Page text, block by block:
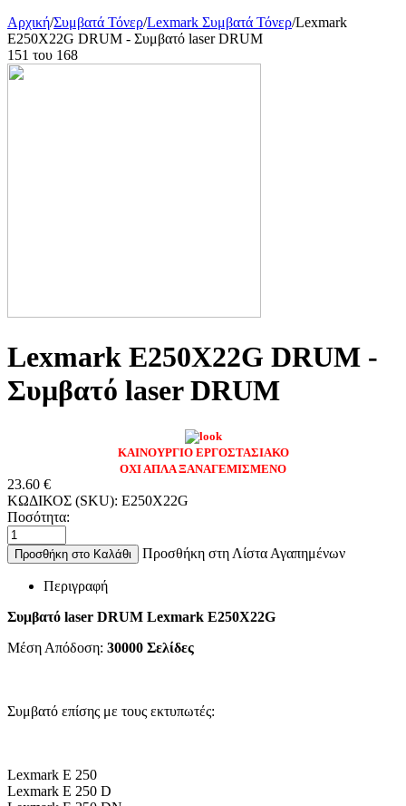
Αρχική/Συμβατά Τόνερ/Lexmark Συμβατά Τόνερ/Lexmark
E250X22G DRUM - Συμβατό laser DRUM
151 του 168
Lexmark E250X22G DRUM -
Συμβατό laser DRUM
ΚΑΙΝΟΥΡΓΙΟ ΕΡΓΟΣΤΑΣΙΑΚΟ
ΟΧΙ ΑΠΛΑ ΞΑΝΑΓΕΜΙΣΜΕΝΟ
23.60 €
ΚΩΔΙΚΟΣ (SKU): E250X22G
Ποσότητα:
Προσθήκη στο Καλάθι Προσθήκη στη Λίστα Αγαπημένων
Περιγραφή
Συμβατό laser DRUM Lexmark E250X22G
Μέση Απόδοση: 30000 Σελίδες
Συμβατό επίσης με τους εκτυπωτές:
Lexmark E 250
Lexmark E 250 D